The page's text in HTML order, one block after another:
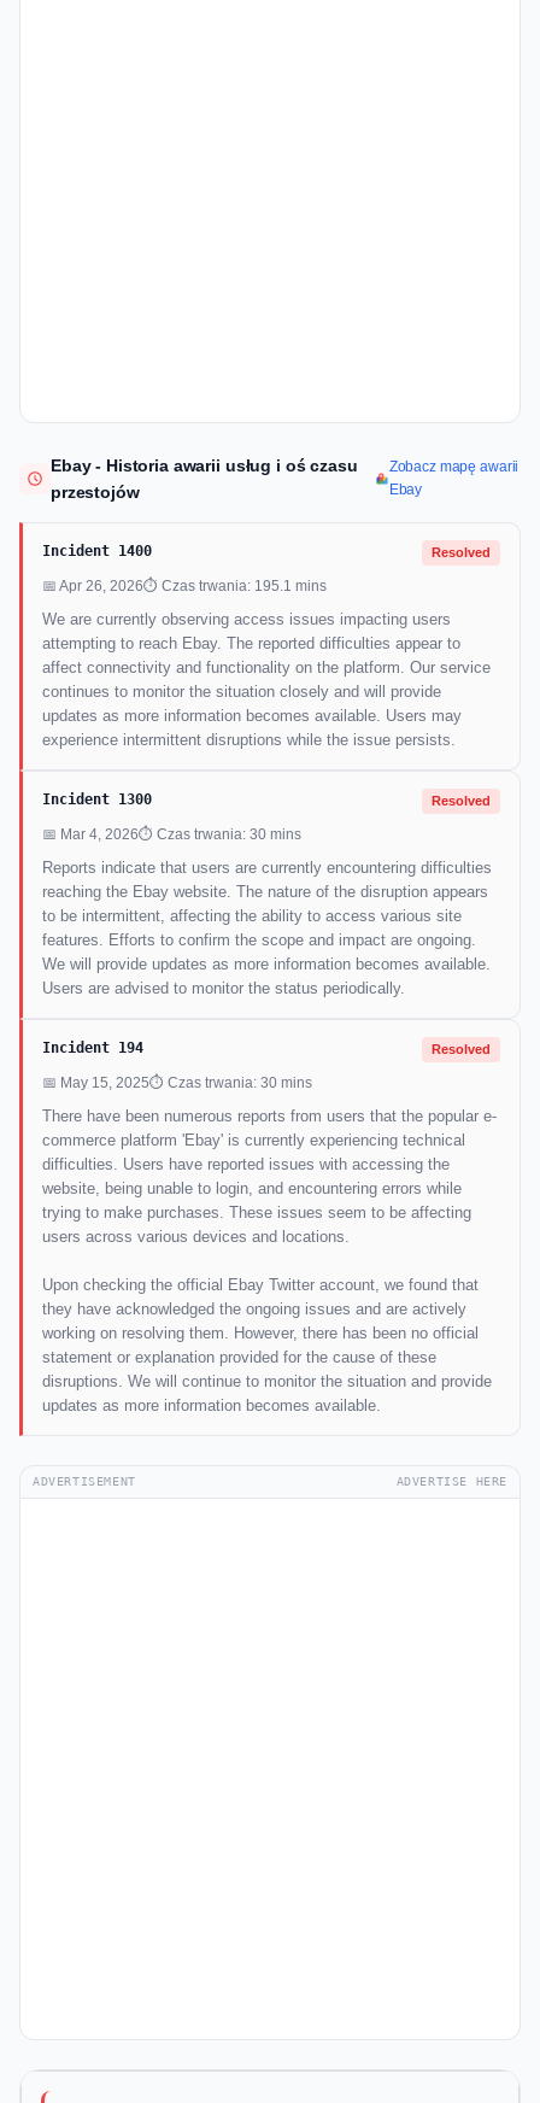
Ebay - Historia awarii usług i oś czasu
przestojów
Zobacz mapę awarii
Ebay
Incident 1400 Resolved
📅 Apr 26, 2026⏱ Czas trwania: 195.1 mins
We are currently observing access issues impacting users
attempting to reach Ebay. The reported difficulties appear to
affect connectivity and functionality on the platform. Our service
continues to monitor the situation closely and will provide
updates as more information becomes available. Users may
experience intermittent disruptions while the issue persists.
Incident 1300 Resolved
📅 Mar 4, 2026⏱ Czas trwania: 30 mins
Reports indicate that users are currently encountering difficulties
reaching the Ebay website. The nature of the disruption appears
to be intermittent, affecting the ability to access various site
features. Efforts to confirm the scope and impact are ongoing.
We will provide updates as more information becomes available.
Users are advised to monitor the status periodically.
Incident 194 Resolved
📅 May 15, 2025⏱ Czas trwania: 30 mins
There have been numerous reports from users that the popular e-
commerce platform 'Ebay' is currently experiencing technical
difficulties. Users have reported issues with accessing the
website, being unable to login, and encountering errors while
trying to make purchases. These issues seem to be affecting
users across various devices and locations.
Upon checking the official Ebay Twitter account, we found that
they have acknowledged the ongoing issues and are actively
working on resolving them. However, there has been no official
statement or explanation provided for the cause of these
disruptions. We will continue to monitor the situation and provide
updates as more information becomes available.
ADVERTISEMENT ADVERTISE HERE